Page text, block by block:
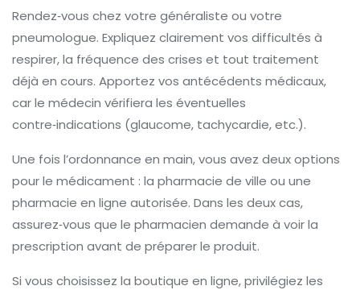
Rendez‑vous chez votre généraliste ou votre
pneumologue. Expliquez clairement vos difficultés à
respirer, la fréquence des crises et tout traitement
déjà en cours. Apportez vos antécédents médicaux,
car le médecin vérifiera les éventuelles
contre‑indications (glaucome, tachycardie, etc.).
Une fois l’ordonnance en main, vous avez deux options
pour le médicament : la pharmacie de ville ou une
pharmacie en ligne autorisée. Dans les deux cas,
assurez‑vous que le pharmacien demande à voir la
prescription avant de préparer le produit.
Si vous choisissez la boutique en ligne, privilégiez les